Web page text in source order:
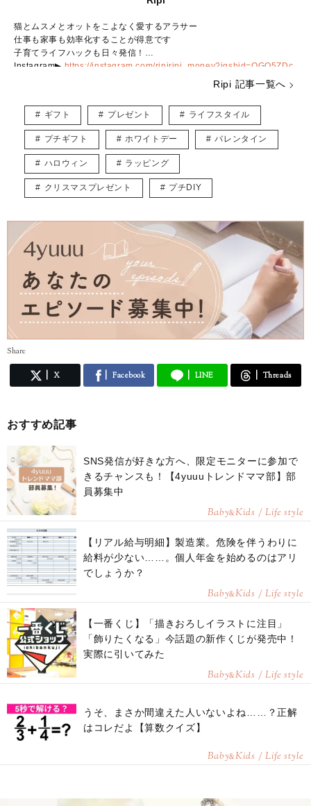
猫とムスメとオットをこよなく愛するアラサー
仕事も家事も効率化することが得意です
子育てライフハックも日々発信！
Instagram▶︎ https://instagram.com/ripiripi_money?igshid=OGQ5ZDc
Ripi 記事一覧へ
ギフト プレゼント ライフスタイル
プチギフト ホワイトデー バレンタイン
ハロウィン ラッピング
クリスマスプレゼント プチDIY
Share
X Facebook LINE Threads
おすすめ記事
SNS発信が好きな方へ、限定モニターに参加で
きるチャンスも！【4yuuuトレンドママ部】部
員募集中
Baby&Kids / Life style
【リアル給与明細】製造業。危険を伴うわりに
給料が少ない……。個人年金を始めるのはアリ
でしょうか？
Baby&Kids / Life style
【一番くじ】「描きおろしイラストに注目」
「飾りたくなる」今話題の新作くじが発売中！
実際に引いてみた
Baby&Kids / Life style
うそ、まさか間違えた人いないよね……？正解
はコレだよ【算数クイズ】
Baby&Kids / Life style